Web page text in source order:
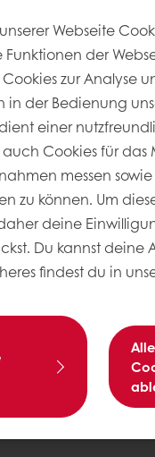
Webseite
der
zur Analyse
in der Bedienung
einer
Cookies für
messen
zu können. Um
deine
Du kannst deine
findest du in
Alle